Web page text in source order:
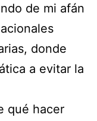
de mi afán
donde
a evitar la
qué hacer